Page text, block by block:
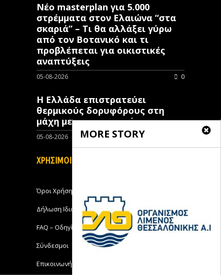
MORE STORY
Νέο masterplan για 5.000
στρέμματα στον Ελαιώνα “στα
σκαριά” – Τι θα αλλάξει γύρω
από τον Βοτανικό και τι
προβλέπεται για οικιστικές
αναπτύξεις
05-08-2026 0
Η Ελλάδα επιστρατεύει
θερμικούς δορυφόρους στη
μάχη με τις πυρκαγιές
05-08-2026
ΧΡΗΣΙΜΟΙ ΣΥΝΔΕΣΜΟΙ
Όροι Χρήσης
Δήλωση Ιδιωτικότητας
FAQ – Οδηγίες Χρήσης
Σύνδεσμοι
Επικοινωνήστε με το Michanikos-Online